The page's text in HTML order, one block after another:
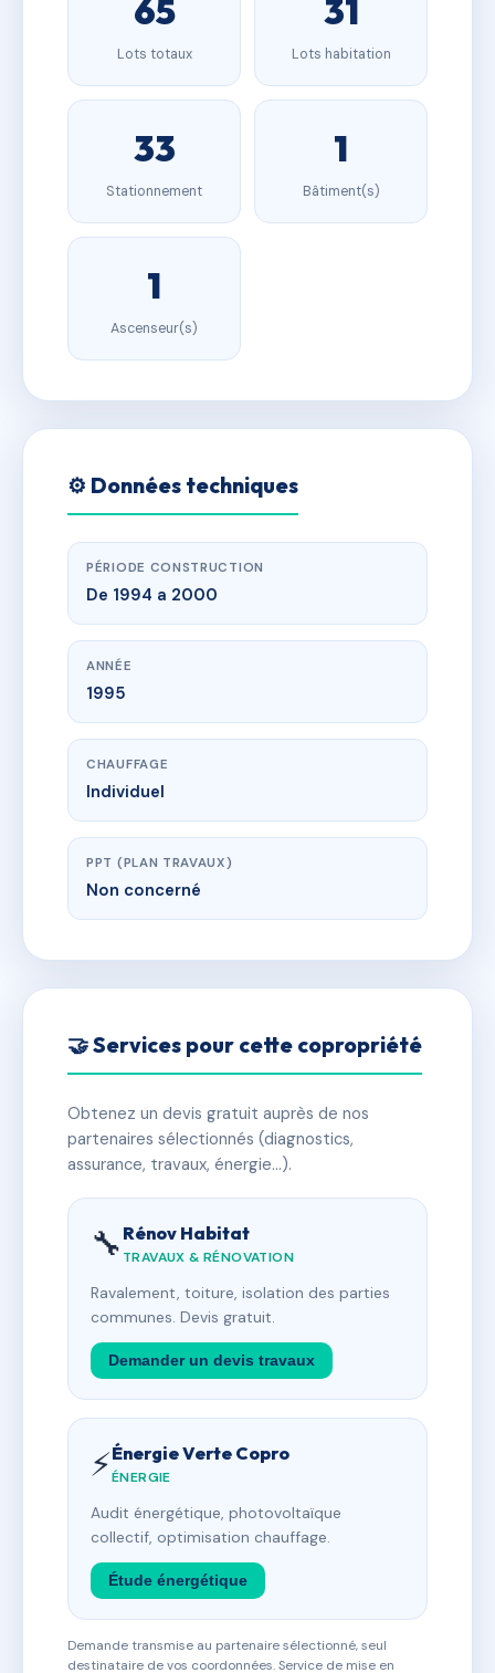
65
Lots totaux
31
Lots habitation
33
Stationnement
1
Bâtiment(s)
1
Ascenseur(s)
⚙️ Données techniques
PÉRIODE CONSTRUCTION
De 1994 a 2000
ANNÉE
1995
CHAUFFAGE
Individuel
PPT (PLAN TRAVAUX)
Non concerné
🤝 Services pour cette copropriété
Obtenez un devis gratuit auprès de nos
partenaires sélectionnés (diagnostics,
assurance, travaux, énergie…).
🔧 Rénov Habitat
TRAVAUX & RÉNOVATION
Ravalement, toiture, isolation des parties
communes. Devis gratuit.
Demander un devis travaux
⚡Énergie Verte Copro
ÉNERGIE
Audit énergétique, photovoltaïque
collectif, optimisation chauffage.
Étude énergétique
Demande transmise au partenaire sélectionné, seul
destinataire de vos coordonnées. Service de mise en